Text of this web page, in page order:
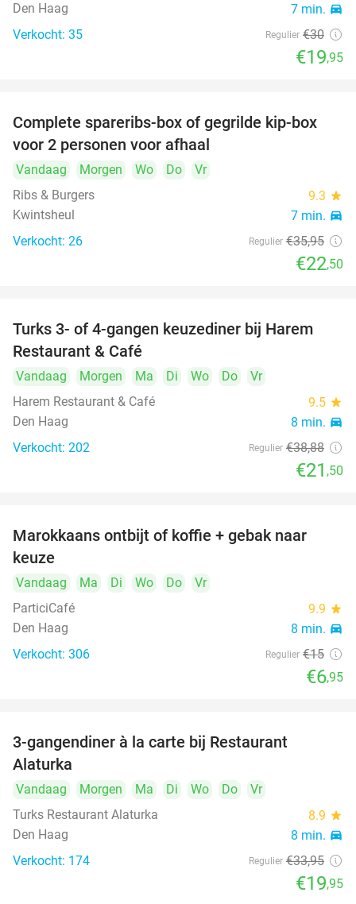
Den Haag 7 min. directions_car
Verkocht: 35 Regulier €30
€19,95
37%
Complete spareribs-box of gegrilde kip-box
voor 2 personen voor afhaal
Vandaag Morgen Wo Do
Vr
Ribs & Burgers
9.3 star
Kwintsheul 7 min. directions_car
Verkocht: 26 Regulier €35,95
€22,50
45%
Turks 3- of 4-gangen keuzediner bij Harem
Restaurant & Café
Vandaag Morgen Ma Di Wo Do
Vr
Harem Restaurant & Café
9.5 star
Den Haag 8 min. directions_car
Verkocht: 202 Regulier €38,88
€21 ,50
Marokkaans ontbijt of koffie + gebak naar
keuze
Vandaag Ma Di Wo Do
Vr
ParticiCafé
9.9 star
Den Haag 8 min. directions_car
Verkocht: 306 Regulier €15
€6,95
3-gangendiner à la carte bij Restaurant
Alaturka
Vandaag Morgen Ma Di Wo Do
Vr
Turks Restaurant Alaturka
8.9 star
Den Haag 8 min. directions_car
Verkocht: 174 Regulier €33,95
€19,95